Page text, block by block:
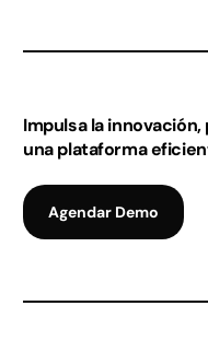
Impulsa la
una plataforma
Agendar Demo